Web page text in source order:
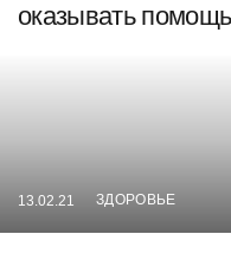
оказывать
13.02.21 ЗДОРОВЬЕ